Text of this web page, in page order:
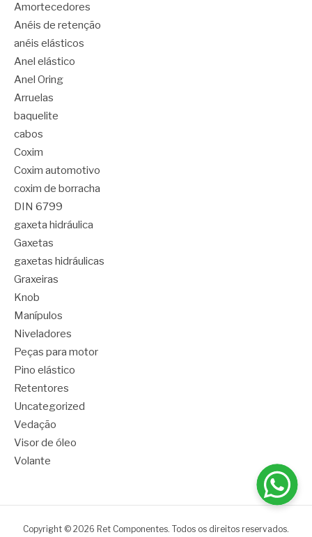
Amortecedores
Anéis de retenção
anéis elásticos
Anel elástico
Anel Oring
Arruelas
baquelite
cabos
Coxim
Coxim automotivo
coxim de borracha
DIN 6799
gaxeta hidráulica
Gaxetas
gaxetas hidráulicas
Graxeiras
Knob
Manípulos
Niveladores
Peças para motor
Pino elástico
Retentores
Uncategorized
Vedação
Visor de óleo
Volante
Copyright © 2026 Ret Componentes. Todos os direitos reservados.